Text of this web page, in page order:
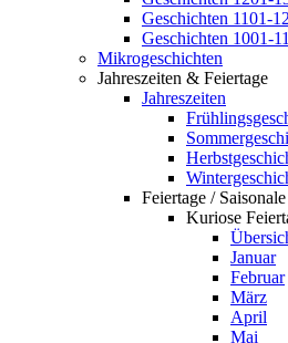
Geschichten 1101-
Geschichten 1001-
Mikrogeschichten
Jahreszeiten & Feiertage
Jahreszeiten
Feiertage /
Kuriose
Januar
Februar
März
April
Mai